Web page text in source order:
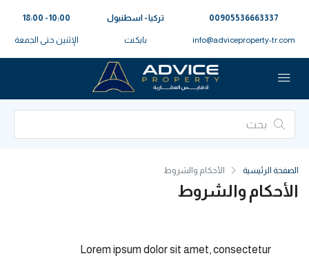
00905536663337⁩
info@adviceproperty-tr.com
تركيا - اسطنبول
بايكنت
10:00 - 18:00
الإثنين حتى الجمعة
الصفحة الرئيسية الأحكام والشروط
الأحكام والشروط
Lorem ipsum dolor sit amet, consectetur